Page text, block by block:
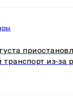
из-за